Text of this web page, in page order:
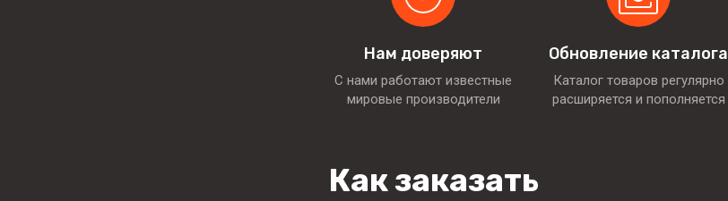
Нам доверяют
С нами работают известные
мировые производители
Обновление каталога
Каталог товаров регулярно
расширяется и пополняется
Как заказать